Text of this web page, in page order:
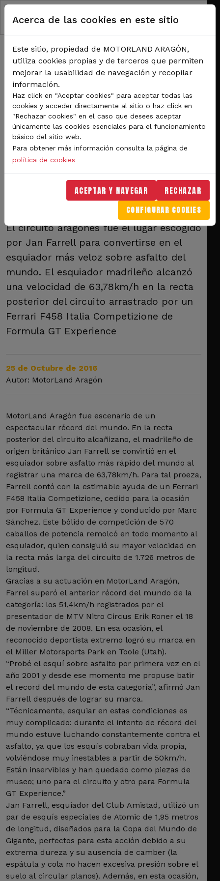
Pasar al contenido principal
RUTA DE NAVEGACIÓN
MotorLand es escenario del espectacular récord del mundo de esquí sobre
asfalto de Jan Farrell
MotorLand es escenario
del espectacular récord
del mundo de esquí sobre
asfalto de Jan Farrell
El circuito aragonés fue el lugar escogido
por Jan Farrell para convertirse en el
esquiador más veloz sobre asfalto del
mundo. El esquiador madrileño alcanzó
una velocidad de 63,78km/h en la recta
posterior del circuito arrastrado por un
Ferrari F458 Italia Competizione de
Formula GT Experience
25 de Octubre de 2016
Autor: MotorLand Aragón
MotorLand Aragón fue escenario de un
espectacular récord del mundo. En la recta
posterior del circuito alcañizano, el madrileño de
origen británico Jan Farrell se convirtió en el
esquiador sobre asfalto más rápido del mundo al
registrar una marca de 63,78km/h. Para tal proeza,
Farrell contó con la estimable ayuda de un Ferrari
F458 Italia Competizione, cedido para la ocasión
por Formula GT Experience y conducido por Marc
Sánchez. Este bólido de competición de 570
caballos de potencia remolcó en todo momento al
esquiador, quien consiguió su mayor velocidad en
la recta más larga del circuito de 1.726 metros de
longitud.
Gracias a su actuación en MotorLand Aragón,
Farrel superó el anterior récord del mundo de la
categoría: los 51,4km/h registrados por el
presentador de MTV Nitro Circus Erik Roner el 18
de noviembre de 2008. En esa ocasión, el
reconocido deportista extremo logró su marca en
el Miller Motorsports Park en Toole (Utah).
“Probé el esquí sobre asfalto por primera vez en el
año 2001 y desde ese momento me propuse batir
el record del mundo de esta categoría”, afirmó Jan
Farrell después de lograr su marca.
“Técnicamente, esquiar en estas condiciones es
muy complicado: durante el intento de récord del
mundo estuve luchando constantemente contra el
asfalto, ya que los esquís cobraban vida propia,
volviéndose muy inestables a partir de 50km/h.
Están inservibles y han quedado como piezas de
museo; uno para el circuito y otro para Formula
GT Experience.”
Jan Farrell, esquiador del Club Amistad, utilizó un
par de esquís especiales de Atomic de 1,95 metros
de longitud, diseñados para la Copa del Mundo de
Gigante, perfectos para esta acción debido a su
extrema dureza y su ausencia de camber (la
espátula y cola no hacen excesiva presión sobre el
suelo al circular planos). Además, en esta ocasión,
Acerca de las cookies en este sitio
Este sitio, propiedad de MOTORLAND ARAGÓN,
utiliza cookies propias y de terceros que permiten
mejorar la usabilidad de navegación y recopilar
información.
Haz click en "Aceptar cookies" para aceptar todas las
cookies y acceder directamente al sitio o haz click en
"Rechazar cookies" en el caso que desees aceptar
únicamente las cookies esenciales para el funcionamiento
básico del sitio web.
Para obtener más información consulta la página de
política de cookies
ACEPTAR Y NAVEGAR RECHAZAR
CONFIGURAR COOKIES